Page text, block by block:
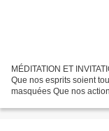
MÉDITATION ET
Que nos esprits soient
masquées Que nos